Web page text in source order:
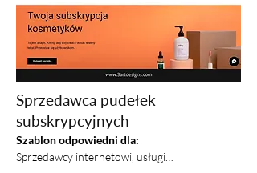
Sprzedawca pudełek
subskrypcyjnych
Szablon odpowiedni dla:
Sprzedawcy internetowi, usługi…